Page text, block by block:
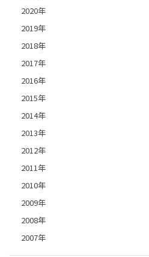
2020年
2019年
2018年
2017年
2016年
2015年
2014年
2013年
2012年
2011年
2010年
2009年
2008年
2007年